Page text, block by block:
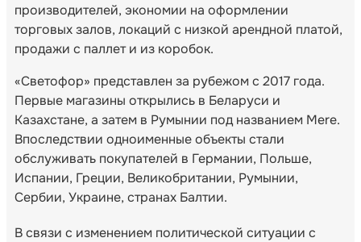
производителей, экономии на оформлении
торговых залов, локаций с низкой арендной платой,
продажи с паллет и из коробок.
«Светофор» представлен за рубежом с 2017 года.
Первые магазины открылись в Беларуси и
Казахстане, а затем в Румынии под названием Mere.
Впоследствии одноименные объекты стали
обслуживать покупателей в Германии, Польше,
Испании, Греции, Великобритании, Румынии,
Сербии, Украине, странах Балтии.
В связи с изменением политической ситуации с